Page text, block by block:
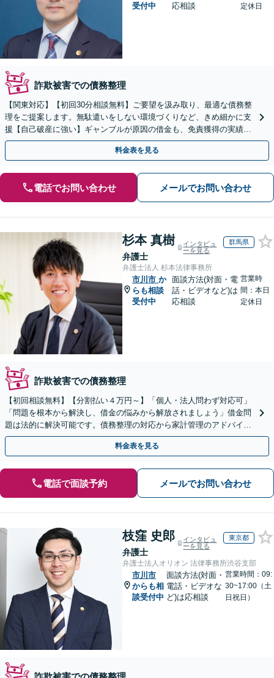
受付中
応相談
定休日
詐欺被害での債務整理
【関東対応】【初回30分相談無料】ご要望を汲み取り、最適な債務整
理をご提案します。無駄遣いをしない環境づくりなど、きめ細かに支
援【自己破産に強い】ギャンブルが原因の借金も、免責獲得の実績あ
り【夜間・休日対応】
料金表を見る
電話でお問い合わせ メールでお問い合わせ
杉本 真樹
弁護士
インタビュ
ーを見る
群馬県
弁護士法人 杉本法律事務所
市川市 か
らも相談
受付中
面談方法(対面・電
話・ビデオなど)は
応相談
営業時
間：本日
定休日
詐欺被害での債務整理
【初回相談無料】【分割払い４万円～】「個人・法人問わず対応可」
「問題を根本から解決し、借金の悩みから解放されましょう」借金問
題は法的に解決可能です。債務整理の対応から家計管理のアドバイス
まで一貫してサポ―ト【休日・夜間相談可】
料金表を見る
電話で面談予約 メールでお問い合わせ
枝窪 史郎
弁護士
インタビュ
ーを見る
東京都
弁護士法人オリオン 法律事務所渋谷支部
市川市
からも相
談受付中
面談方法(対面・
電話・ビデオな
ど)は応相談
営業時間：09:
30~17:00（土
日祝日）